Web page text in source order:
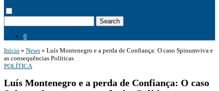
Search
0
Início » News » Luís Montenegro e a perda de Confiança: O caso Spinumviva e
as consequências Políticas
POLÍTICA
Luís Montenegro e a perda de Confiança: O caso